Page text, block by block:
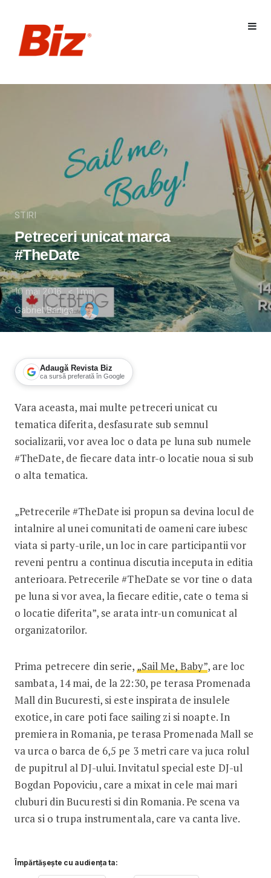
STIRI
Petreceri unicat marca
#TheDate
10 mai 2016 < 1min
Gabriel Barliga
Adaugă Revista Biz
ca sursă preferată în Google
Petreceri unicat marca #TheDate
Vara aceasta, mai multe petreceri unicat cu
tematica diferita, desfasurate sub semnul
socializarii, vor avea loc o data pe luna sub numele
#TheDate, de fiecare data intr-o locatie noua si sub
o alta tematica.
„Petrecerile #TheDate isi propun sa devina locul de
intalnire al unei comunitati de oameni care iubesc
viata si party-urile, un loc in care participantii vor
reveni pentru a continua discutia inceputa in editia
anterioara. Petrecerile #TheDate se vor tine o data
pe luna si vor avea, la fiecare editie, cate o tema si
o locatie diferita”, se arata intr-un comunicat al
organizatorilor.
Prima petrecere din serie, „Sail Me, Baby”, are loc
sambata, 14 mai, de la 22:30, pe terasa Promenada
Mall din Bucuresti, si este inspirata de insulele
exotice, in care poti face sailing zi si noapte. In
premiera in Romania, pe terasa Promenada Mall se
va urca o barca de 6,5 pe 3 metri care va juca rolul
de pupitrul al DJ-ului. Invitatul special este DJ-ul
Bogdan Popoviciu, care a mixat in cele mai mari
cluburi din Bucuresti si din Romania. Pe scena va
urca si o trupa instrumentala, care va canta live.
Împărtășește cu audiența ta: